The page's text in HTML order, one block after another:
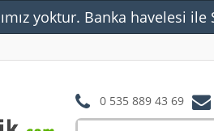
0 535 889 43 69
yoktur. Banka havelesi ile